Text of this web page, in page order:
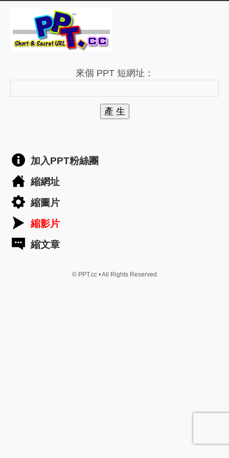
來個 PPT 短網址：
產 生
加入PPT粉絲團
縮網址
縮圖片
縮影片
縮文章
© PPT.cc • All Rights Reserved